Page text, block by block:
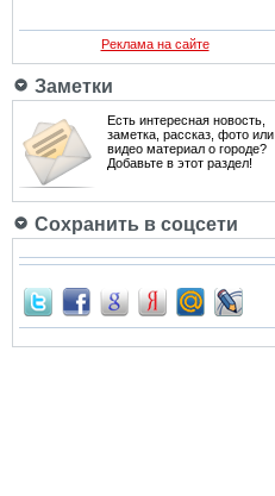
Реклама на сайте
Заметки
Есть интересная новость,
заметка, рассказ, фото или
видео материал о городе?
Добавьте в этот раздел!
Сохранить в соцсети